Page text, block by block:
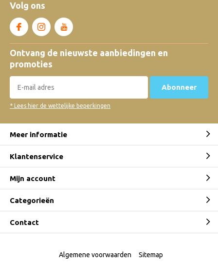
Volg ons
Ontvang de nieuwste aanbiedingen en
promoties
Abonneer
* Lees hier de wettelijke beperkingen
Meer informatie
Klantenservice
Mijn account
Categorieën
Contact
Algemene voorwaarden Sitemap